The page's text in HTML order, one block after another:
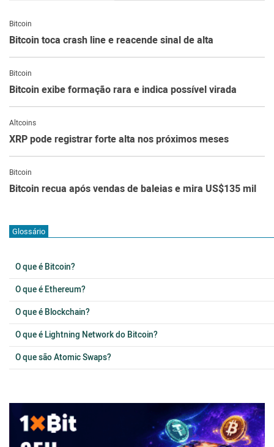
Bitcoin
Bitcoin toca crash line e reacende sinal de alta
Bitcoin
Bitcoin exibe formação rara e indica possível virada
Altcoins
XRP pode registrar forte alta nos próximos meses
Bitcoin
Bitcoin recua após vendas de baleias e mira US$135 mil
Glossário
O que é Bitcoin?
O que é Ethereum?
O que é Blockchain?
O que é Lightning Network do Bitcoin?
O que são Atomic Swaps?